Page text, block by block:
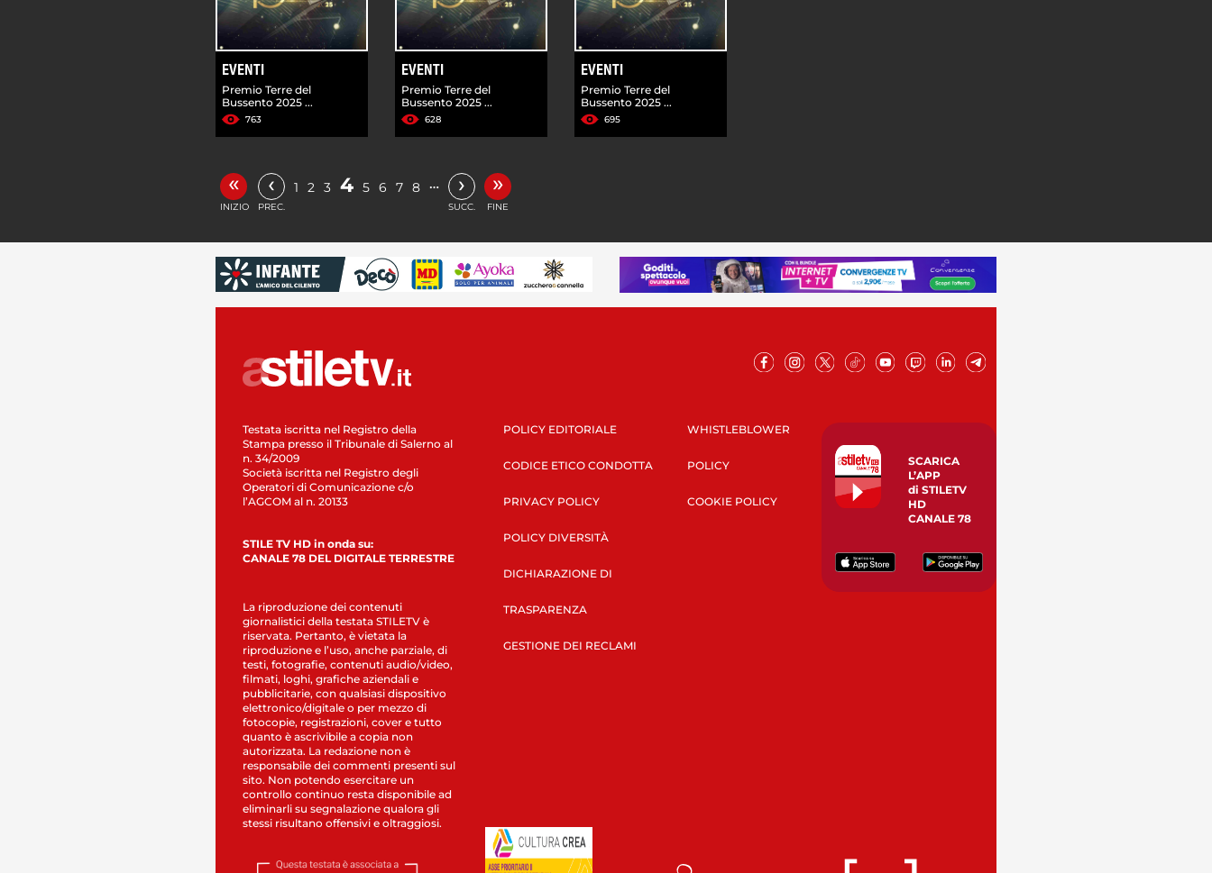
EVENTI
Premio Terre del
Bussento 2025 ...
763
EVENTI
Premio Terre del
Bussento 2025 ...
628
EVENTI
Premio Terre del
Bussento 2025 ...
695
«
INIZIO
‹
PREC.
1 2 3 4 5 6 7 8 … ›
SUCC.
»
FINE
Testata iscritta nel Registro della
Stampa presso il Tribunale di Salerno al
n. 34/2009
Società iscritta nel Registro degli
Operatori di Comunicazione c/o
l’AGCOM al n. 20133
STILE TV HD in onda su:
CANALE 78 DEL DIGITALE TERRESTRE
La riproduzione dei contenuti
giornalistici della testata STILETV è
riservata. Pertanto, è vietata la
riproduzione e l’uso, anche parziale, di
testi, fotografie, contenuti audio/video,
filmati, loghi, grafiche aziendali e
pubblicitarie, con qualsiasi dispositivo
elettronico/digitale o per mezzo di
fotocopie, registrazioni, cover e tutto
quanto è ascrivibile a copia non
autorizzata. La redazione non è
responsabile dei commenti presenti sul
sito. Non potendo esercitare un
controllo continuo resta disponibile ad
eliminarli su segnalazione qualora gli
stessi risultano offensivi e oltraggiosi.
POLICY EDITORIALE
CODICE ETICO CONDOTTA
PRIVACY POLICY
POLICY DIVERSITÀ
DICHIARAZIONE DI
TRASPARENZA
GESTIONE DEI RECLAMI
WHISTLEBLOWER
POLICY
COOKIE POLICY
SCARICA
L’APP
di STILETV
HD
CANALE 78